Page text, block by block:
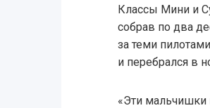
Классы Мини и
собрав по два
за теми
и перебрался в
«Эти мальчишки